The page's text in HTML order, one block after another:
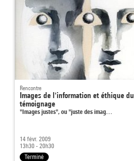
Rencontre
Images de l'information et éthique du
témoignage
"Images justes", ou "juste des imag…
14 févr. 2009
13h30 - 20h30
Terminé